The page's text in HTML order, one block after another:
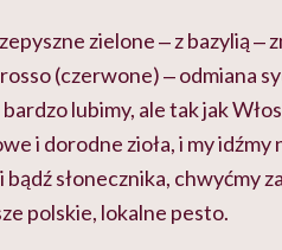
zielone ‒ z bazylią ‒
(czerwone) ‒ odmiana
lubimy, ale tak jak
i dorodne zioła, i my idźmy
słonecznika, chwyćmy
polskie, lokalne pesto.